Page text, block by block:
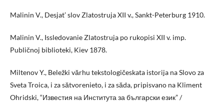
Malinin V., Desjat’ slov Zlatostruja XII v., Sankt-Peterburg 1910.
Malinin V., Issledovanie Zlatostruja po rukopisi XII v. imp.
Publičnoj biblioteki, Kiev 1878.
Miltenov Y., Beležki vărhu tekstologičeskata istorija na Slovo za
Sveta Troica, i za sătvorenieto, i za săda, pripisvano na Kliment
Ohridski, “Известия на Института за български език” /